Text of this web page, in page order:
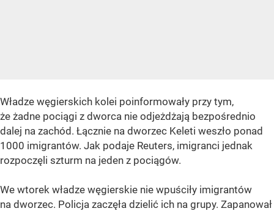
Władze węgierskich kolei poinformowały przy tym,
że żadne pociągi z dworca nie odjeżdżają bezpośrednio
dalej na zachód. Łącznie na dworzec Keleti weszło ponad
1000 imigrantów. Jak podaje Reuters, imigranci jednak
rozpoczęli szturm na jeden z pociągów.
We wtorek władze węgierskie nie wpuściły imigrantów
na dworzec. Policja zaczęła dzielić ich na grupy. Zapanował